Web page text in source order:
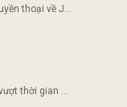
thoại về J...
thời gian ...